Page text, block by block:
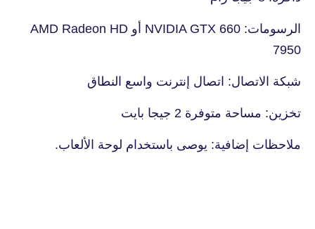
الرسومات: NVIDIA GTX 660 أو AMD Radeon HD
7950
شبكة الاتصال: اتصال إنترنت واسع النطاق
تخزين: مساحة متوفرة 2 جيجا بايت
ملاحظات إضافية: يوصى باستخدام لوحة الألعاب.